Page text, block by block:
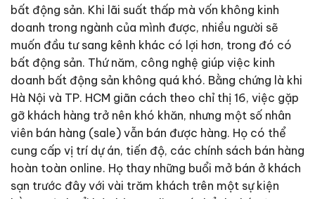
bất động sản. Khi lãi suất thấp mà vốn không kinh
doanh trong ngành của mình được, nhiều người sẽ
muốn đầu tư sang kênh khác có lợi hơn, trong đó có
bất động sản. Thứ năm, công nghệ giúp việc kinh
doanh bất động sản không quá khó. Bằng chứng là khi
Hà Nội và TP. HCM giãn cách theo chỉ thị 16, việc gặp
gỡ khách hàng trở nên khó khăn, nhưng một số nhân
viên bán hàng (sale) vẫn bán được hàng. Họ có thể
cung cấp vị trí dự án, tiến độ, các chính sách bán hàng
hoàn toàn online. Họ thay những buổi mở bán ở khách
sạn trước đây với vài trăm khách trên một sự kiện